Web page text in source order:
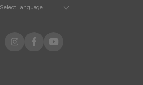
Select Language